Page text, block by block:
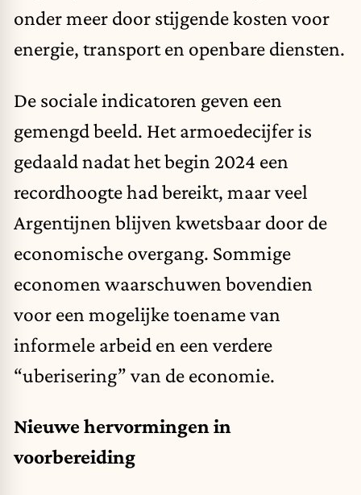
onder meer door stijgende kosten voor
energie, transport en openbare diensten.
De sociale indicatoren geven een
gemengd beeld. Het armoedecijfer is
gedaald nadat het begin 2024 een
recordhoogte had bereikt, maar veel
Argentijnen blijven kwetsbaar door de
economische overgang. Sommige
economen waarschuwen bovendien
voor een mogelijke toename van
informele arbeid en een verdere
“uberisering” van de economie.
Nieuwe hervormingen in
voorbereiding